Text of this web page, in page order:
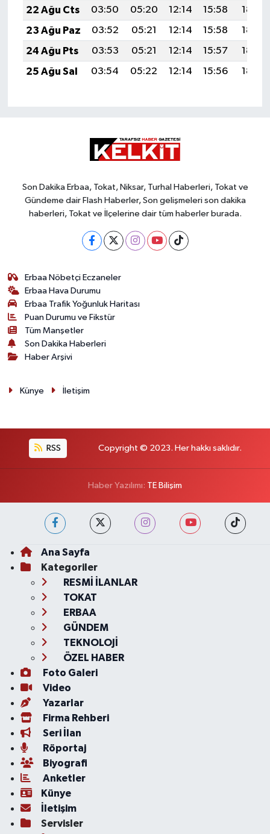
22 Ağu Cts
03:50 05:20 12:14 15:58
18:59
23 Ağu Paz
03:52 05:21 12:14 15:58
18:58
24 Ağu Pts
03:53 05:21 12:14 15:57
18:57
25 Ağu Sal
03:54 05:22 12:14 15:56 18:55
Son Dakika Erbaa, Tokat, Niksar, Turhal Haberleri, Tokat ve
Gündeme dair Flash Haberler, Son gelişmeleri son dakika
haberleri, Tokat ve İlçelerine dair tüm haberler burada.
Erbaa Nöbetçi Eczaneler
Erbaa Hava Durumu
Erbaa Trafik Yoğunluk Haritası
Puan Durumu ve Fikstür
Tüm Manşetler
Son Dakika Haberleri
Haber Arşivi
Künye İletişim
RSS Copyright © 2023. Her hakkı saklıdır.
Haber Yazılımı: TE Bilişim
Ana Sayfa
Kategoriler
RESMİ İLANLAR
TOKAT
ERBAA
GÜNDEM
TEKNOLOJİ
ÖZEL HABER
Foto Galeri
Video
Yazarlar
Firma Rehberi
Seri İlan
Röportaj
Biyografi
Anketler
Künye
İletişim
Servisler